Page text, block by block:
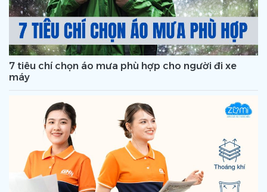
7 tiêu chí chọn áo mưa phù hợp cho người đi xe
máy